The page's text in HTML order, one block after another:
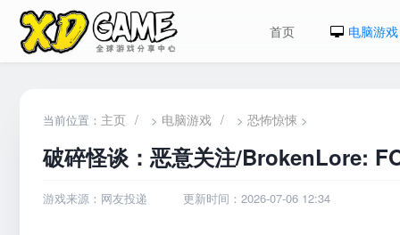
首页 电脑游戏
当前位置： 主页 / > 电脑游戏 / > 恐怖惊悚 >
破碎怪谈：恶意关注/BrokenLore:
游戏来源：网友投递 更新时间：2026-07-06 12:34